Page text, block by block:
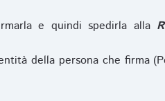
e quindi spedirla alla
della persona che firma